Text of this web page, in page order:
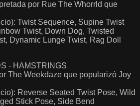
por Rue The Whorrld que
Twist Sequence, Supine Twist
Twist, Down Dog, Twisted
Dynamic Lunge Twist, Rag Doll
- HAMSTRINGS
The Weekdaze que popularizó Joy
Reverse Seated Twist Pose, Wild
Stick Pose, Side Bend